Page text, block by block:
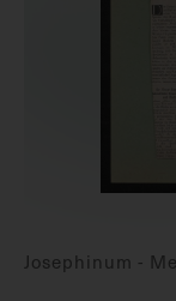
Josephinum -